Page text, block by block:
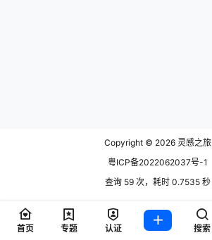
Copyright © 2026 灵感之旅
粤ICP备2022062037号-1
查询 59 次，耗时 0.7535 秒
首页 专题 认证 搜索